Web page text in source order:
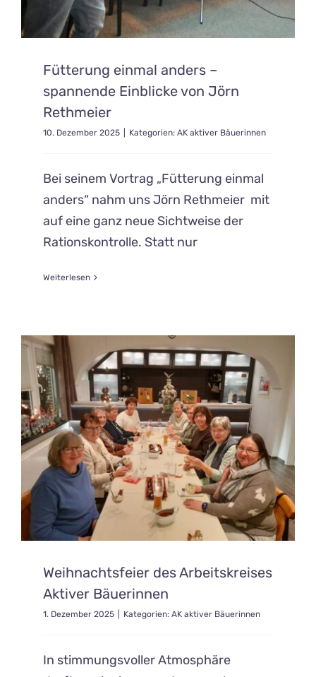
Fütterung einmal anders –
spannende Einblicke von Jörn
Rethmeier
10. Dezember 2025 Kategorien:AK aktiver Bäuerinnen
Bei seinem Vortrag „Fütterung einmal
anders“ nahm uns Jörn Rethmeier mit
auf eine ganz neue Sichtweise der
Rationskontrolle. Statt nur
Weiterlesen
Weihnachtsfeier des Arbeitskreises
Aktiver Bäuerinnen
1. Dezember 2025 Kategorien:AK aktiver Bäuerinnen
In stimmungsvoller Atmosphäre